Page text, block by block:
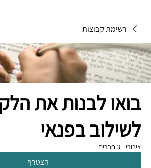
רשימת קבוצות
בואו לבנות את
לשילוב בפנאי
ציבורי · 3 חברים
הצטרף